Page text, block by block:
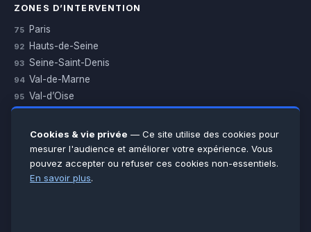
ZONES D’INTERVENTION
75 Paris
92 Hauts-de-Seine
93 Seine-Saint-Denis
94 Val-de-Marne
95 Val-d’Oise
Essonne
Seine-et-Marne
Voir toutes les villes →
Cookies & vie privée — Ce site utilise des cookies pour
mesurer l'audience et améliorer votre expérience. Vous
pouvez accepter ou refuser ces cookies non-essentiels.
En savoir plus.